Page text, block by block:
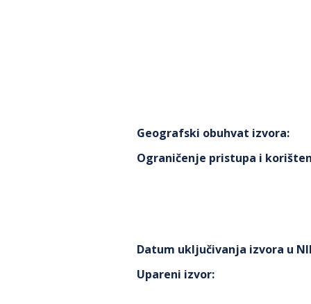
Geografski obuhvat izvora:
Ograničenje pristupa i
Datum uključivanja izvora u
Upareni izvor: